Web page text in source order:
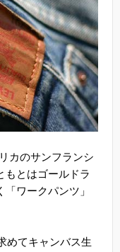
カのサンフランシ
もとはゴールドラ
ワークパンツ」
めてキャンバス生